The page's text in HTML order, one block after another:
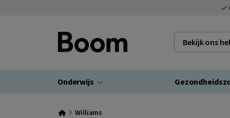
Bekijk ons
Onderwijs
Williams